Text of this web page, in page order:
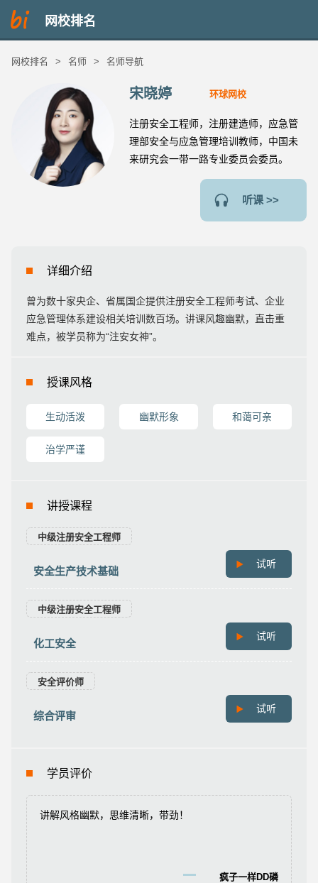
网校排名
网校排名 > 名师 > 名师导航
宋晓婷 环球网校
注册安全工程师，注册建造师，应急管
理部安全与应急管理培训教师，中国未
来研究会一带一路专业委员会委员。
听课 >>
详细介绍
曾为数十家央企、省属国企提供注册安全工程师考试、企业
应急管理体系建设相关培训数百场。讲课风趣幽默，直击重
难点，被学员称为“注安女神”。
授课风格
生动活泼 幽默形象 和蔼可亲
治学严谨
讲授课程
中级注册安全工程师
安全生产技术基础
试听
中级注册安全工程师
化工安全
试听
安全评价师
综合评审
试听
学员评价
讲解风格幽默，思维清晰，带劲！
疯子一样DD磷